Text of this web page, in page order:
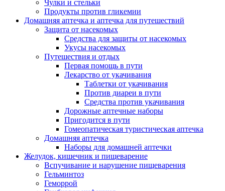
Чулки и стельки
Продукты против гликемии
Домашняя аптечка и аптечка для путешествий
Защита от насекомых
Средства для защиты от насекомых
Укусы насекомых
Путешествия и отдых
Первая помощь в пути
Лекарство от укачивания
Таблетки от укачивания
Против диареи в пути
Средства против укачивания
Дорожные аптечные наборы
Пригодится в пути
Гомеопатическая туристическая аптечка
Домашняя аптечка
Наборы для домашней аптечки
Желудок, кишечник и пищеварение
Вспучивание и нарушение пищеварения
Гельминтоз
Геморрой